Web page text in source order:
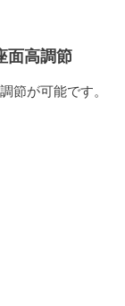
面高調節
節が可能です。